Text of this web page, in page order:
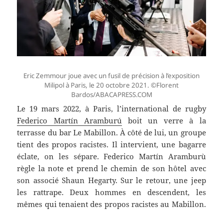
Eric Zemmour joue avec un fusil de précision à l’exposition
Milipol à Paris, le 20 octobre 2021. ©️Florent
Bardos/ABACAPRESS.COM
Le 19 mars 2022, à Paris, l’international de rugby
Federico Martín Aramburú boit un verre à la
terrasse du bar Le Mabillon. À côté de lui, un groupe
tient des propos racistes. Il intervient, une bagarre
éclate, on les sépare. Federico Martín Aramburù
règle la note et prend le chemin de son hôtel avec
son associé Shaun Hegarty. Sur le retour, une jeep
les rattrape. Deux hommes en descendent, les
mêmes qui tenaient des propos racistes au Mabillon.